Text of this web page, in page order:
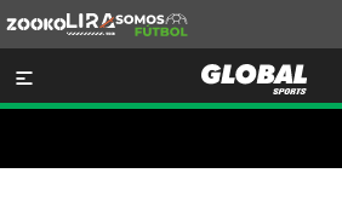
Lira
Somos
Futbol
